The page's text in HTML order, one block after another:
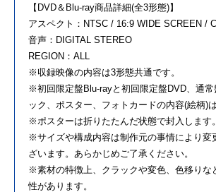
【DVD＆Blu-ray商品詳細(全3形態)】
アスペクト：NTSC / 16:9 WIDE SCREEN /
音声：DIGITAL STEREO
REGION：ALL
※収録映像の内容は3形態共通です。
※初回限定盤Blu-rayと初回限定盤DVD、通
ック、ポスター、フォトカードの内容(絵柄)
※ポスターは折りたたんだ状態で封入します。
※サイズや構成内容は制作元の事情により変
ざいます。あらかじめご了承ください。
※素材の特徴上、クラックや変色、色移りな
性があります。